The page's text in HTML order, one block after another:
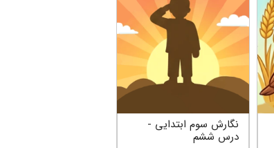
نگارش سوم ابتدایی -
درس ششم